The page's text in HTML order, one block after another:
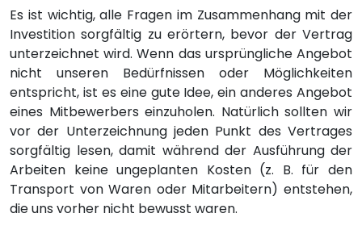
Es ist wichtig, alle Fragen im Zusammenhang mit der
Investition sorgfältig zu erörtern, bevor der Vertrag
unterzeichnet wird. Wenn das ursprüngliche Angebot
nicht unseren Bedürfnissen oder Möglichkeiten
entspricht, ist es eine gute Idee, ein anderes Angebot
eines Mitbewerbers einzuholen. Natürlich sollten wir
vor der Unterzeichnung jeden Punkt des Vertrages
sorgfältig lesen, damit während der Ausführung der
Arbeiten keine ungeplanten Kosten (z. B. für den
Transport von Waren oder Mitarbeitern) entstehen,
die uns vorher nicht bewusst waren.